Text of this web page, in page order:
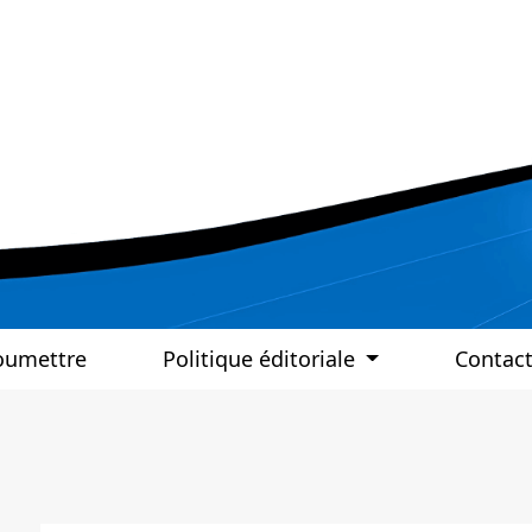
Politique éditoriale Contact